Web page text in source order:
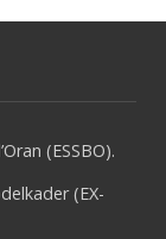
(ESSBO).
(EX-